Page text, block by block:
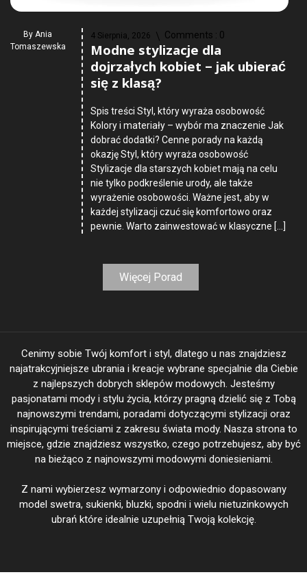
By Ania
Tomaszewska
4 Sierpnia, 2026 Comments : 0
Modne stylizacje dla
dojrzałych kobiet – jak ubierać
się z klasą?
Spis treści Styl, który wyraża osobowość
Kolory i materiały – wybór ma znaczenie Jak
dobrać dodatki? Cenne porady na każdą
okazję Styl, który wyraża osobowość
Stylizacje dla starszych kobiet mają na celu
nie tylko podkreślenie urody, ale także
wyrażenie osobowości. Ważne jest, aby w
każdej stylizacji czuć się komfortowo oraz
pewnie. Warto zainwestować w klasyczne […]
Więcej Porad
Cenimy sobie Twój komfort i styl, dlatego u nas znajdziesz
najatrakcyjniejsze ubrania i kreacje wybrane specjalnie dla Ciebie
z najlepszych dobrych sklepów modowych. Jesteśmy
pasjonatami mody i stylu życia, którzy pragną dzielić się z Tobą
najnowszymi trendami, poradami dotyczącymi stylizacji oraz
inspirującymi treściami z zakresu świata mody. Nasza strona to
miejsce, gdzie znajdziesz wszystko, czego potrzebujesz, aby być
na bieżąco z najnowszymi modowymi doniesieniami.
Z nami wybierzesz wymarzony i odpowiednio dopasowany
model swetra, sukienki, bluzki, spodni i wielu nietuzinkowych
ubrań które idealnie uzupełnią Twoją kolekcję.